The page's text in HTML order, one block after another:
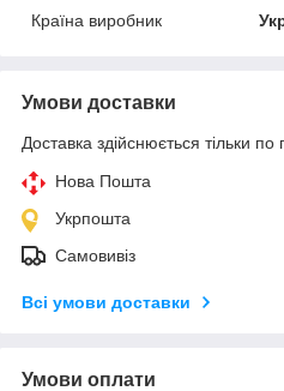
Країна виробник
Умови доставки
Доставка здійснюється тільки по
Нова Пошта
Укрпошта
Самовивіз
Всі умови доставки
Умови оплати